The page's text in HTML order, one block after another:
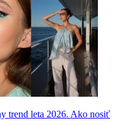
trend leta 2026. Ako nosiť